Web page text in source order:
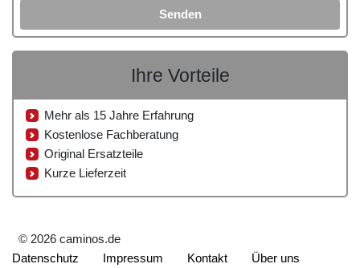
Senden
Ihre Vorteile
Mehr als 15 Jahre Erfahrung
Kostenlose Fachberatung
Original Ersatzteile
Kurze Lieferzeit
© 2026 caminos.de
Datenschutz
Impressum Kontakt Über uns